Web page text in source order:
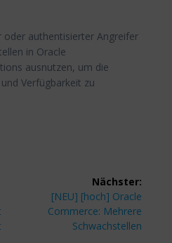
oder authentisierter Angreifer
in Oracle
ausnutzen, um die
Verfügbarkeit zu
Nächster:
Nächster
Beitrag:
[NEU] [hoch] Oracle
Commerce: Mehrere
Schwachstellen